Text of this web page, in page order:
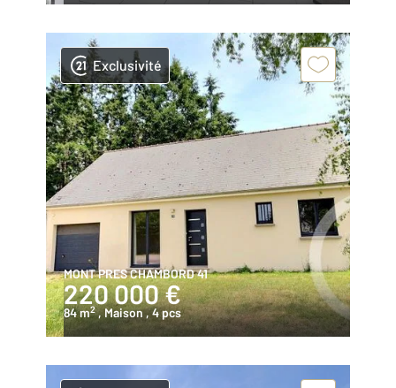
Exclusivité
MONT PRES CHAMBORD 41
220 000 €
84 m2 , Maison, 4 pcs